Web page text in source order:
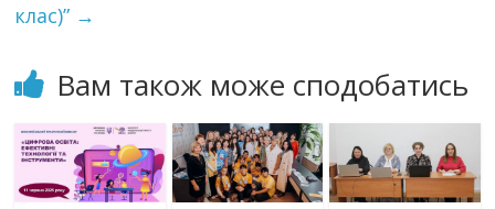
клас)” →
Вам також може сподобатись